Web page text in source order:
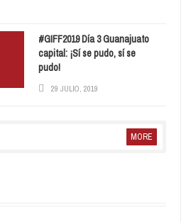
INDOMABLE» EN
#GIFF2019 Día 3 Guanajuato
capital: ¡Sí se pudo, sí se
pudo!
29 JULIO, 2019
MORE